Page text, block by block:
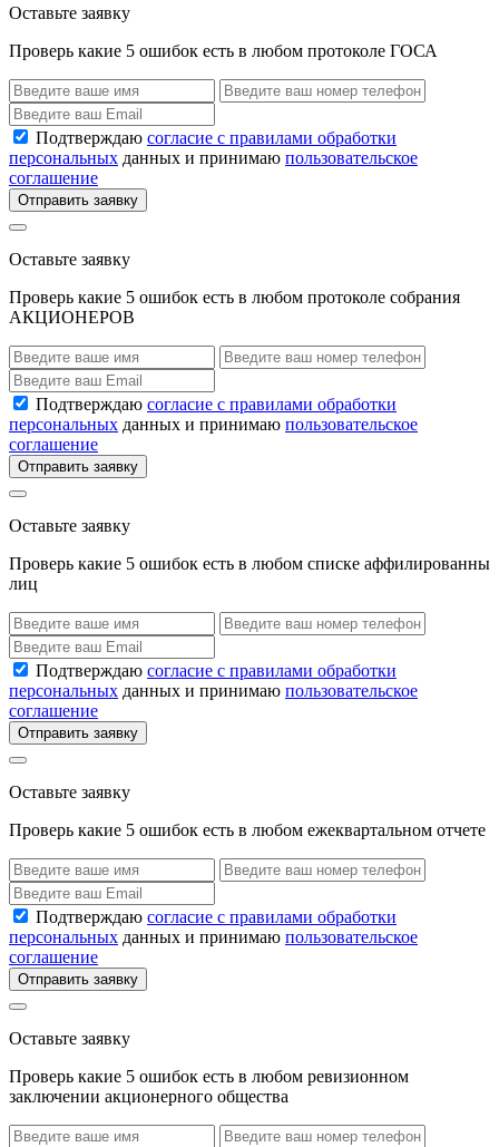
Оставьте заявку
Проверь какие 5 ошибок есть в любом протоколе ГОСА
Подтверждаю согласие с правилами обработки
персональных данных и принимаю пользовательское
соглашение
Отправить заявку
Оставьте заявку
Проверь какие 5 ошибок есть в любом протоколе собрания
АКЦИОНЕРОВ
Подтверждаю согласие с правилами обработки
персональных данных и принимаю пользовательское
соглашение
Отправить заявку
Оставьте заявку
Проверь какие 5 ошибок есть в любом списке аффилированны
лиц
Подтверждаю согласие с правилами обработки
персональных данных и принимаю пользовательское
соглашение
Отправить заявку
Оставьте заявку
Проверь какие 5 ошибок есть в любом ежеквартальном отчете
Подтверждаю согласие с правилами обработки
персональных данных и принимаю пользовательское
соглашение
Отправить заявку
Оставьте заявку
Проверь какие 5 ошибок есть в любом ревизионном
заключении акционерного общества